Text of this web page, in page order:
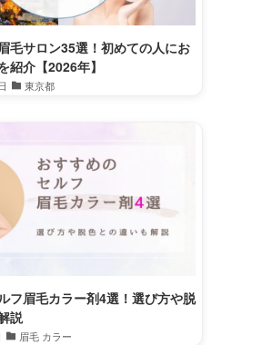
毛サロン35選！初めての人にお
紹介【2026年】
東京都
フ眉毛カラー剤4選！選び方や脱
説
眉毛 カラー